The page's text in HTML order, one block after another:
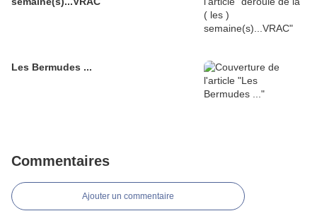
Les Bermudes ...
Commentaires
Ajouter un commentaire